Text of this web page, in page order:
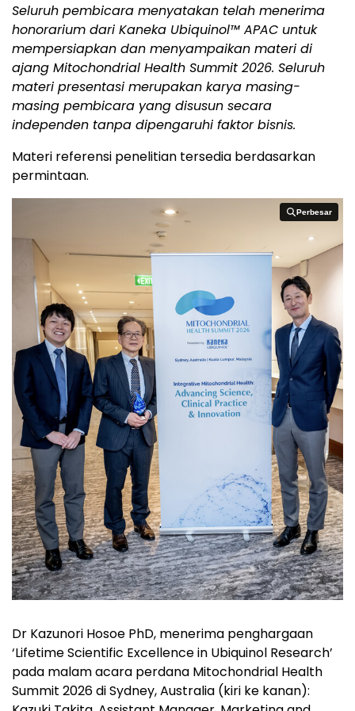
Seluruh pembicara menyatakan telah menerima
honorarium dari Kaneka Ubiquinol™ APAC untuk
mempersiapkan dan menyampaikan materi di
ajang Mitochondrial Health Summit 2026. Seluruh
materi presentasi merupakan karya masing-
masing pembicara yang disusun secara
independen tanpa dipengaruhi faktor bisnis.
Materi referensi penelitian tersedia berdasarkan
permintaan.
Perbesar
Perbesar
Dr Kazunori Hosoe PhD, menerima penghargaan
‘Lifetime Scientific Excellence in Ubiquinol Research’
pada malam acara perdana Mitochondrial Health
Summit 2026 di Sydney, Australia (kiri ke kanan):